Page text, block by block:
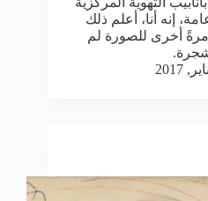
إنه أنا، أعلم ذلك
أخرى للصورة لم